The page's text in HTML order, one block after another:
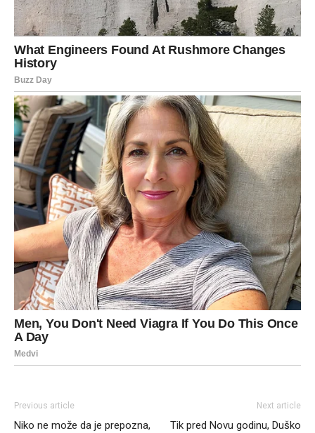
Previous article
Niko ne može da je prepozna,
Next article
Tik pred Novu godinu, Duško